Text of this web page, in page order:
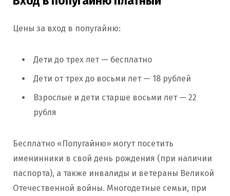
Цены за вход в попугайню:
Дети до трех лет — бесплатно
Дети от трех до восьми лет — 18 рублей
Взрослые и дети старше восьми лет — 22
рубля
Бесплатно «Попугайню» могут посетить
именинники в свой день рождения (при наличии
паспорта), а также инвалиды и ветераны Великой
Отечественной войны. Многодетные семьи, при